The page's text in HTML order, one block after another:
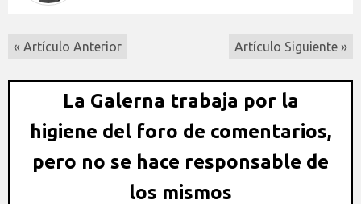
« Artículo Anterior Artículo Siguiente »
La Galerna trabaja por la
higiene del foro de comentarios,
pero no se hace responsable de
los mismos